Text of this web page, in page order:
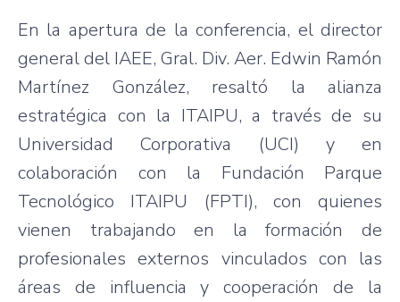
En la apertura de la conferencia, el director
general del IAEE, Gral. Div. Aer. Edwin Ramón
Martínez González, resaltó la alianza
estratégica con la ITAIPU, a través de su
Universidad Corporativa (UCI) y en
colaboración con la Fundación Parque
Tecnológico ITAIPU (FPTI), con quienes
vienen trabajando en la formación de
profesionales externos vinculados con las
áreas de influencia y cooperación de la